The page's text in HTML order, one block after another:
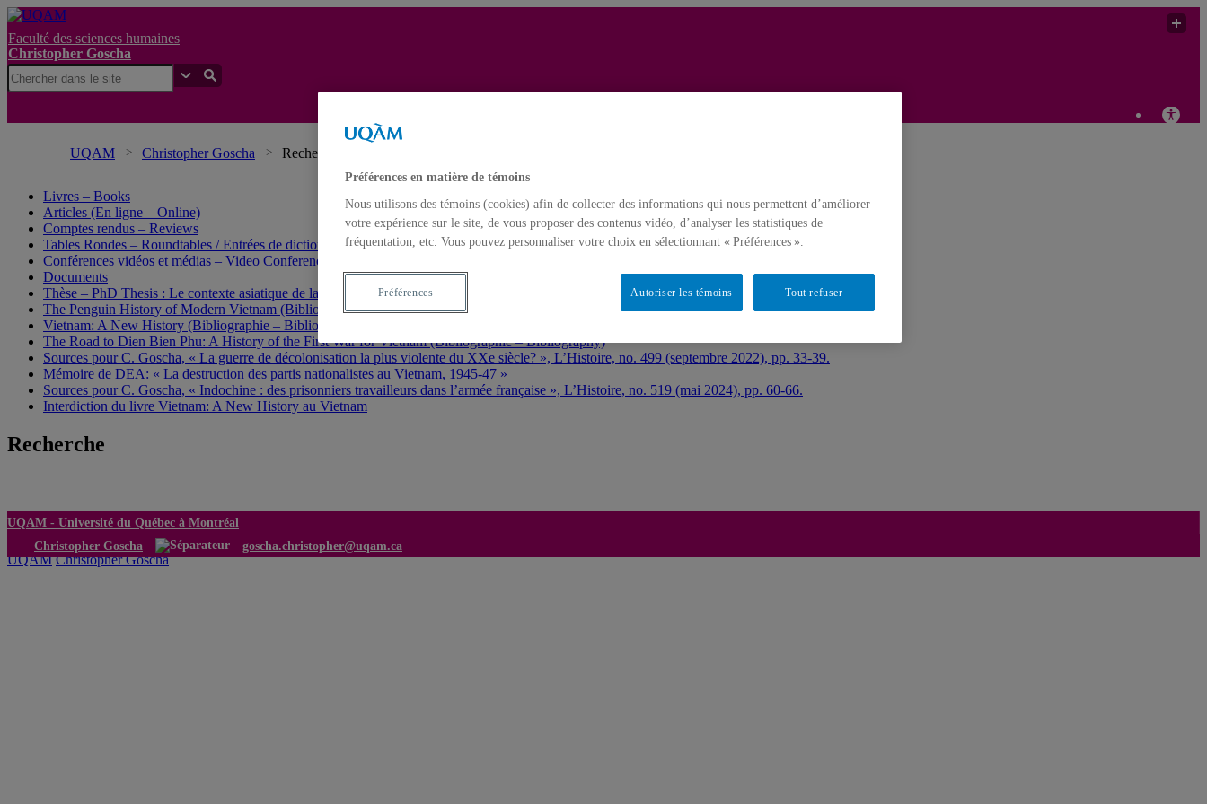
Faculté des sciences humaines
Christopher Goscha
UQAM Christopher Goscha Recherche
Nouveaux projets de recherche – New Research Projects
Livres – Books
Articles (En ligne – Online)
Comptes rendus – Reviews
Tables Rondes – Roundtables / Entrées de dictionnaire et d’encyclopédie – Dictionary and encyclopedia entries
Conférences vidéos et médias – Video Conferences and media
Documents
Thèse – PhD Thesis : Le contexte asiatique de la guerre d’Indochine
The Penguin History of Modern Vietnam (Bibliographie – Bibliography)
Vietnam: A New History (Bibliographie – Bibliography)
The Road to Dien Bien Phu: A History of the First War for Vietnam (Bibliographie – Bibliography)
Sources pour C. Goscha, « La guerre de décolonisation la plus violente du XXe siècle? », L’Histoire, no. 499 (septembre 2022), pp. 33-39.
Mémoire de DEA: « La destruction des partis nationalistes au Vietnam, 1945-47 »
Sources pour C. Goscha, « Indochine : des prisonniers travailleurs dans l’armée française », L’Histoire, no. 519 (mai 2024), pp. 60-66.
Interdiction du livre Vietnam: A New History au Vietnam
Recherche
UQAM - Université du Québec à Montréal
Christopher Goscha
goscha.christopher@uqam.ca
UQAM Christopher Goscha
Préférences en matière de témoins
Nous utilisons des témoins (cookies) afin de collecter des informations qui nous permettent d’améliorer
votre expérience sur le site, de vous proposer des contenus vidéo, d’analyser les statistiques de
fréquentation, etc. Vous pouvez personnaliser votre choix en sélectionnant « Préférences ».
Tout refuser
Autoriser les témoins
Préférences